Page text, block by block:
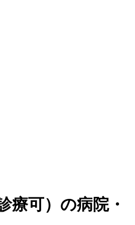
療可） の病院・